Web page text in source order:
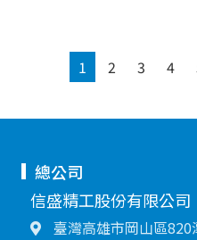
1 2 3 4
總公司
信盛精工股份有限公司
臺灣高雄市岡山區